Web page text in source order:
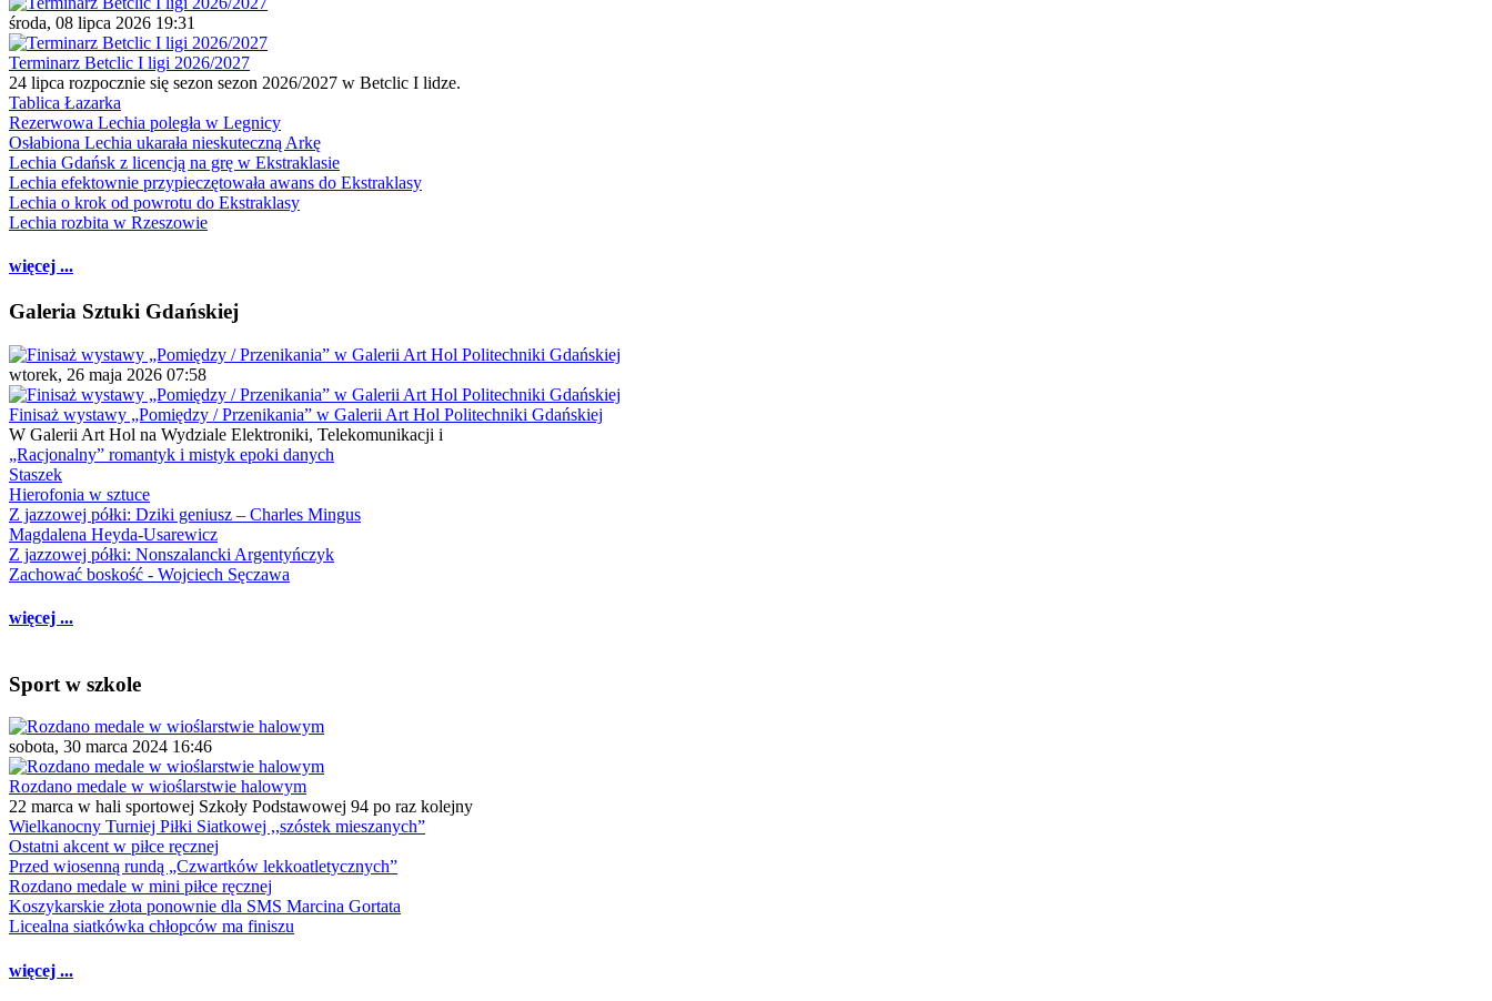
środa, 08 lipca 2026 19:31
Terminarz Betclic I ligi 2026/2027
24 lipca rozpocznie się sezon sezon 2026/2027 w Betclic I lidze.
Tablica Łazarka
Rezerwowa Lechia poległa w Legnicy
Osłabiona Lechia ukarała nieskuteczną Arkę
Lechia Gdańsk z licencją na grę w Ekstraklasie
Lechia efektownie przypieczętowała awans do Ekstraklasy
Lechia o krok od powrotu do Ekstraklasy
Lechia rozbita w Rzeszowie
więcej ...
Galeria Sztuki Gdańskiej
wtorek, 26 maja 2026 07:58
Finisaż wystawy „Pomiędzy / Przenikania” w Galerii Art Hol Politechniki Gdańskiej
W Galerii Art Hol na Wydziale Elektroniki, Telekomunikacji i
„Racjonalny” romantyk i mistyk epoki danych
Staszek
Hierofonia w sztuce
Z jazzowej półki: Dziki geniusz – Charles Mingus
Magdalena Heyda-Usarewicz
Z jazzowej półki: Nonszalancki Argentyńczyk
Zachować boskość - Wojciech Sęczawa
więcej ...
Sport w szkole
sobota, 30 marca 2024 16:46
Rozdano medale w wioślarstwie halowym
22 marca w hali sportowej Szkoły Podstawowej 94 po raz kolejny
Wielkanocny Turniej Piłki Siatkowej ,,szóstek mieszanych”
Ostatni akcent w piłce ręcznej
Przed wiosenną rundą „Czwartków lekkoatletycznych”
Rozdano medale w mini piłce ręcznej
Koszykarskie złota ponownie dla SMS Marcina Gortata
Licealna siatkówka chłopców ma finiszu
więcej ...